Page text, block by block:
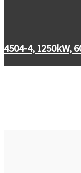
Datablad
H27R-4502-4,
Datablad
4504-4, 1250kW,